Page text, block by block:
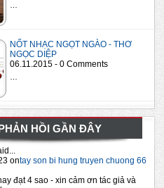
NỐT NHẠC NGỌT NGÀO - THƠ
NGỌC DIỆP
06.11.2015 - 0 Comments
HỒI GẦN ĐÂY
ontay son bi hung truyen chuong 66
đạt 4 sao - xin cảm ơn tác giả và